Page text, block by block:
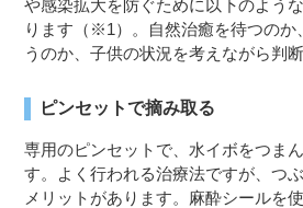
や感染拡大を防ぐために以下のよう
ります（※1）。自然治癒を待つのか
うのか、子供の状況を考えながら判
ピンセットで摘み取る
専用のピンセットで、水イボをつま
す。よく行われる治療法ですが、つ
メリットがあります。麻酔シールを